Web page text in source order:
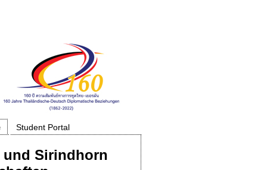
Student Portal
und Sirindhorn